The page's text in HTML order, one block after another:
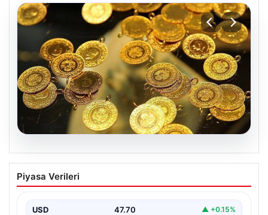
Altın fiyatları canlı 7 Nisan 2026: Altın
fiyatları bugün ne kadar oldu?
Piyasa Verileri
USD 47.70 ▲ +0.15%